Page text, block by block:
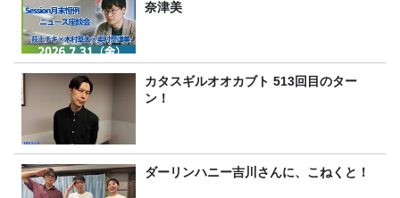
奈津美
カタスギルオオカブト 513回目のター
ン！
ダーリンハニー吉川さんに、こねくと！